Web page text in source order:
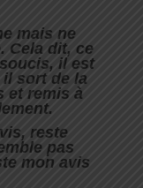
mais ne
Cela dit, ce
il est
sort de la
et remis à
reste
pas
mon avis